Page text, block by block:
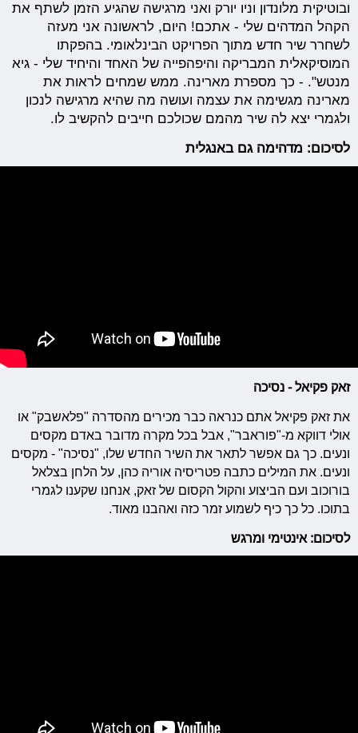
ובוטיקית מלונדון וניו יורק ואני מרגישה שהגיע הזמן לשתף את
הקהל המדהים שלי - אתכם! היום, לראשונה אני מעזה
לשחרר שיר חדש מתוך הפרויקט הבינלאומי. בהפקתו
המוסיקאלית המבריקה והיפהפייה של האחד והיחיד שלי - גיא
מנטש". - כך מספרת מארינה. ממש שמחים לראות את
מארינה מגשימה את עצמה ועושה מה שהיא מרגישה לנכון
ולגמרי יצא לה שיר מהמם שכולכם חייבים להקשיב לו.
לסיכום: מדהימה גם באנגלית
זאק פקיאל - נסיכה
את זאק פקיאל אתם כנראה כבר מכירים מהסדרה "פלאשבק" או
אולי דווקא מ-"פוראבר", אבל בכל מקרה מדובר באדם מקסים
ונעים. כך גם אפשר לתאר את השיר החדש שלו, "נסיכה" - מקסים
ונעים. את המילים כתבה פטריסיה אוריה כהן, על הלחן בצלאל
בורוכוב ועם הביצוע והקול הקסום של זאק, אנחנו שקענו לגמרי
בתוכו. כל כך כיף לשמוע זמר כזה ואהבנו מאוד.
לסיכום: אינטימי ומרגש